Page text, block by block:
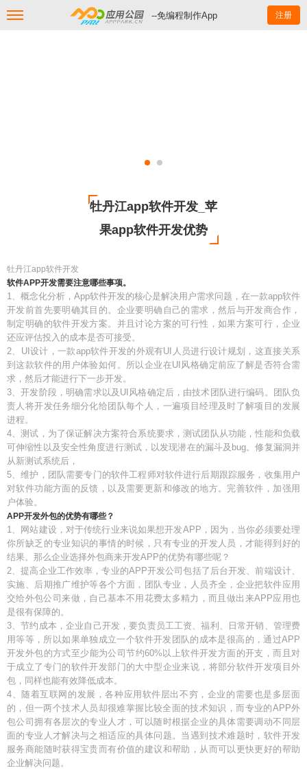
--免编程制作App 注册
牡丹江app软件开发_苹
果app软件开发优势
牡丹江app软件开发
软件APP开发需要注意哪些事项。
1、概念化分析，App软件开发的核心是解决用户需求问题，在一款app软件
开发前首先要明确其目的。企业要明确自己的需求，然后与开发商合作，
制定明确的软件开发方案。并且讨论方案的可行性，如果方案可行，企业
还应评估投入的成本是否可接受。
2、UI设计，一款app软件开发的外观有UI人员进行设计规划，这直接关系
到这款软件的用户体验如何。所以企业在UI风格确定前应了解是否符合需
求，然后才能进行下一步开发。
3、开发阶段，明确需求以及UI风格确定后，由技术团队进行编码。团队负
责人将开发任务细分化给团队每个人，一遍项目经理及时了解项目的发展
进程。
4、测试，为了保证解决方案符合系统要求，测试团队从功能，性能和负载
可伸缩性以及安全性角度进行测试，以发现潜在的漏斗及bug。修复漏洞并
从新测试系统后，
5、维护，团队需要专门的软件工程师对软件进行后期跟踪服务，收集用户
对软件功能方面的反馈，以及需要更新和修改的地方。完善软件，加强用
户体验。
APP开发外包的优势有哪些？
1、网站建设，对于传统行业来说如果想开发APP，因为，当你必须要处理
你所缺乏的专业知识的事情的时候，只有专业的开发人员，才能得到好的
结果。那么企业选择外包商来开发APP的优势有哪些呢？
2、提高企业工作效率，专业的APP开发公司包括了后台开发、前端设计、
实施、后期推广维护等各个方面，团队专业，人员齐全，企业把软件应用
交给外包公司来做，自己基本不用花费太多精力，而且做出来APP应用也
是很有保障的。
3、节约成本，企业自己开发，要负责员工工资、福利、日常开销、管理费
用等等，所以如果单独成立一个软件开发团队的成本是很高的，通过APP
开发外包的方式至少能为公司节约60%以上软件开发方面的开支，而且对
于成立了专门的软件开发部门的大中型企业来说，将部分软件开发项目外
包，同样也能有效降低成本。
4、随着互联网的发展，各种应用软件层出不穷，企业的需要也是多层面
的，但一两个技术人员却很难掌握比较全面的技术知识，而专业的APP外
包公司拥有各层次的专业人才，可以随时根据企业的具体需要调动不同层
面的专业人才解决与之相适应的具体问题。当遇到技术难题时，软件开发
服务商能随时获得宝贵而有价值的建议和帮助，从而可以更快更好的帮助
企业解决问题。